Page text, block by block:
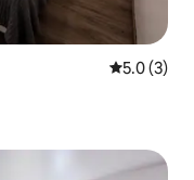
5.0 (3)